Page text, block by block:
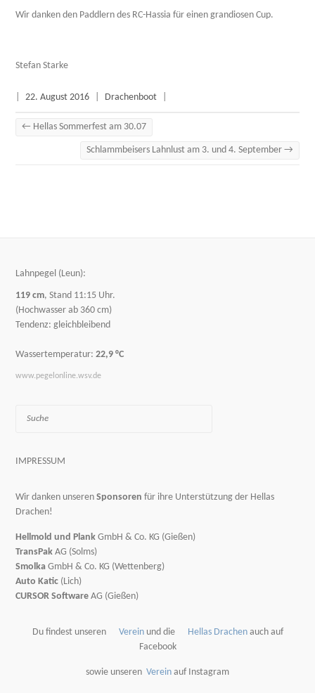
Wir danken den Paddlern des RC-Hassia für einen grandiosen Cup.
Stefan Starke
22. August 2016 Drachenboot
← Hellas Sommerfest am 30.07
Schlammbeisers Lahnlust am 3. und 4. September →
Lahnpegel (Leun):
119 cm, Stand 11:15 Uhr.
(Hochwasser ab 360 cm)
Tendenz: gleichbleibend
Wassertemperatur:22,9 °C
www.pegelonline.wsv.de
IMPRESSUM
Wir danken unserenSponsoren für ihre Unterstützung der Hellas
Drachen!
Hellmold und Plank GmbH & Co. KG (Gießen)
TransPak AG (Solms)
Smolka GmbH & Co. KG (Wettenberg)
Auto Katic (Lich)
CURSOR Software AG (Gießen)
Du findest unseren Vereinund die Hellas Drachenauch auf
Facebook
sowie unseren Verein auf Instagram